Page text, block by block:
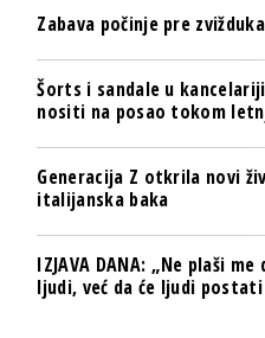
Zabava počinje pre zvižduka
Šorts i sandale u
nositi na posao tokom
Generacija Z otkrila novi
italijanska baka
IZJAVA DANA: „Ne plaši
ljudi, već da će ljudi postati